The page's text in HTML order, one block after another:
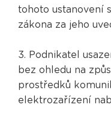
tohoto ustanovení
zákona za jeho
3. Podnikatel
bez ohledu na
prostředků
elektrozařízení